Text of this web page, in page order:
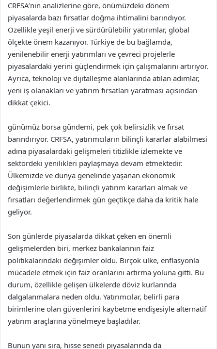
CRFSA’nın analizlerine göre, önümüzdeki dönem
piyasalarda bazı fırsatlar doğma ihtimalini barındıyor.
Özellikle yeşil enerji ve sürdürülebilir yatırımlar, global
ölçekte önem kazanıyor. Türkiye de bu bağlamda,
yenilenebilir enerji yatırımları ve çevreci projelerle
piyasalardaki yerini güçlendirmek için çalışmalarını artırıyor.
Ayrıca, teknoloji ve dijitalleşme alanlarında atılan adımlar,
yeni iş olanakları ve yatırım fırsatları yaratması açısından
dikkat çekici.
günümüz borsa gündemi, pek çok belirsizlik ve fırsat
barındırıyor. CRFSA, yatırımcıların bilinçli kararlar alabilmesi
adına piyasalardaki gelişmeleri titizlikle izlemekte ve
sektördeki yenilikleri paylaşmaya devam etmektedir.
Ülkemizde ve dünya genelinde yaşanan ekonomik
değişimlerle birlikte, bilinçli yatırım kararları almak ve
fırsatları değerlendirmek gün geçtikçe daha da kritik hale
geliyor.
Son günlerde piyasalarda dikkat çeken en önemli
gelişmelerden biri, merkez bankalarının faiz
politikalarındaki değişimler oldu. Birçok ülke, enflasyonla
mücadele etmek için faiz oranlarını artırma yoluna gitti. Bu
durum, özellikle gelişen ülkelerde döviz kurlarında
dalgalanmalara neden oldu. Yatırımcılar, belirli para
birimlerine olan güvenlerini kaybetme endişesiyle alternatif
yatırım araçlarına yönelmeye başladılar.
Bunun yanı sıra, hisse senedi piyasalarında da